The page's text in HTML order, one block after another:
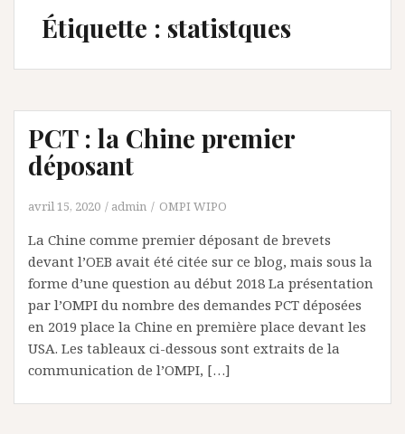
Étiquette : statistques
PCT : la Chine premier
déposant
avril 15, 2020 admin OMPI WIPO
La Chine comme premier déposant de brevets
devant l’OEB avait été citée sur ce blog, mais sous la
forme d’une question au début 2018 La présentation
par l’OMPI du nombre des demandes PCT déposées
en 2019 place la Chine en première place devant les
USA. Les tableaux ci-dessous sont extraits de la
communication de l’OMPI, […]